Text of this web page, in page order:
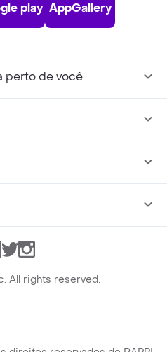
play AppGallery
perto de você
TwitterInstagram
All rights reserved.